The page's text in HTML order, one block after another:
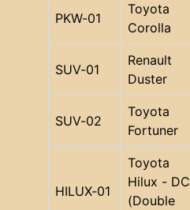
PKW-01
Toyota
Corolla
SUV-01
Renault
Duster
SUV-02
Toyota
Fortuner
HILUX-01
Toyota
Hilux - DC
(Double